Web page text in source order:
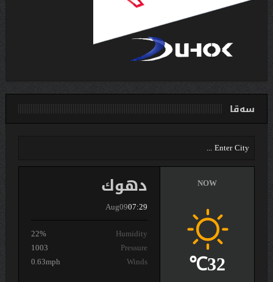
سەقا
دهوك
Aug0907:29
Humidity
22%
Pressure
1003
Winds
0.63mph
NOW
32℃